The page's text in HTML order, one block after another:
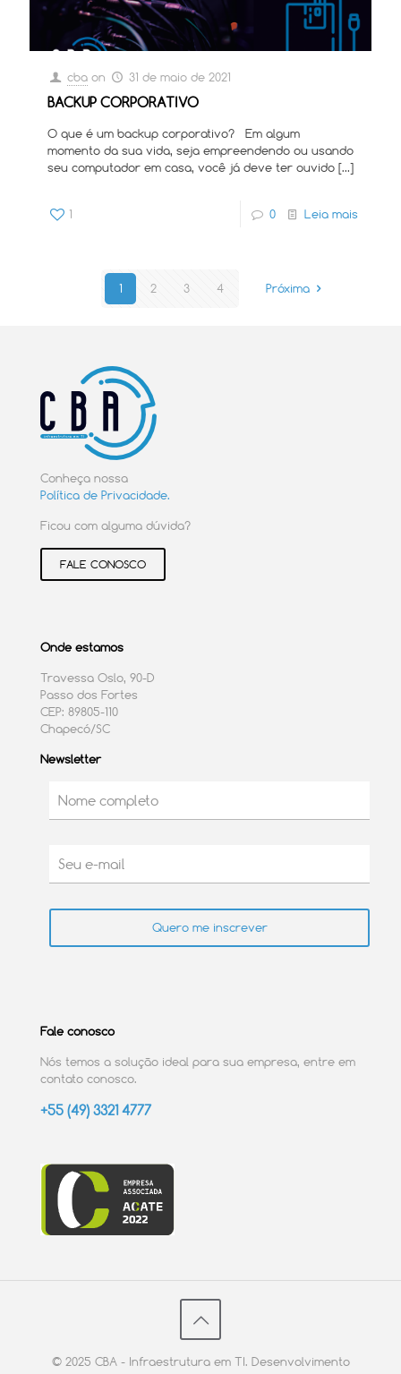
cba on 31 de maio de 2021
BACKUP CORPORATIVO
O que é um backup corporativo? Em algum
momento da sua vida, seja empreendendo ou usando
seu computador em casa, você já deve ter ouvido […]
1 0 Leia mais
1 2 3 4 Próxima
Conheça nossa
Política de Privacidade.
Ficou com alguma dúvida?
FALE CONOSCO
Onde estamos
Travessa Oslo, 90-D
Passo dos Fortes
CEP: 89805-110
Chapecó/SC
Newsletter
Fale conosco
Nós temos a solução ideal para sua empresa, entre em
contato conosco.
+55 (49) 3321 4777
© 2025 CBA - Infraestrutura em TI. Desenvolvimento